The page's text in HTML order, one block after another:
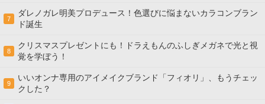
7
ダレノガレ明美プロデュース！色選びに悩まないカラコンブラン
ド誕生
8
クリスマスプレゼントにも！ドラえもんのふしぎメガネで光と視
覚を学ぼう！
9
いいオンナ専用のアイメイクブランド「フィオリ」、もうチェッ
クした？